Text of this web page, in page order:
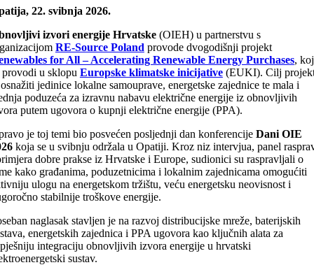
22. svibnja 2026.
izvori energije Hrvatske(OIEH) u partnerstvu s
RE-Source Poland provode dvogodišnji projekt
for All – Accelerating Renewable Energy Purchases,
provodi u sklopu Europske klimatske inicijative(EUKI). Cilj
jedinice lokalne samouprave, energetske zajednice te mala i
poduzeća za izravnu nabavu električne energije iz obnovljivih
putem ugovora o kupnji električne energije (PPA).
je toj temi bio posvećen posljednji dan konferencije Dani OIE
koja se u svibnju održala u Opatiji. Kroz niz intervjua, panel
dobre prakse iz Hrvatske i Europe, sudionici su raspravljali o
kako građanima, poduzetnicima i lokalnim zajednicama omogućiti
ulogu na energetskom tržištu, veću energetsku neovisnost i
stabilnije troškove energije.
naglasak stavljen je na razvoj distribucijske mreže, baterijskih
energetskih zajednica i PPA ugovora kao ključnih alata za
integraciju obnovljivih izvora energije u hrvatski
sustav.